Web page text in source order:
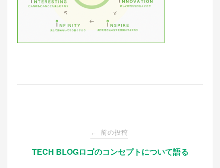
← 前の投稿
TECH BLOGロゴのコンセプトについて語る